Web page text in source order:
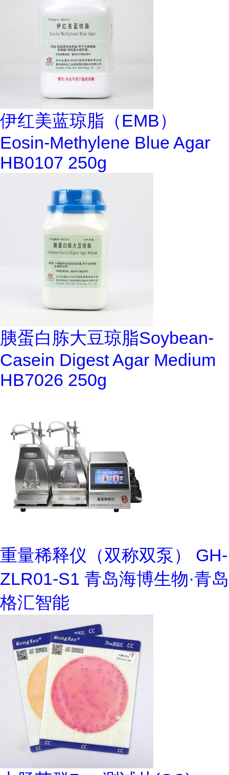
伊红美蓝琼脂（EMB）
Eosin-Methylene Blue Agar
HB0107 250g
胰蛋白胨大豆琼脂Soybean-
Casein Digest Agar Medium
HB7026 250g
重量稀释仪（双称双泵） GH-
ZLR01-S1 青岛海博生物·青岛
格汇智能